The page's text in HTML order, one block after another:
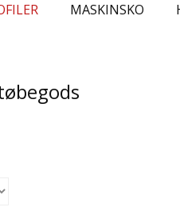
MASKINSKO